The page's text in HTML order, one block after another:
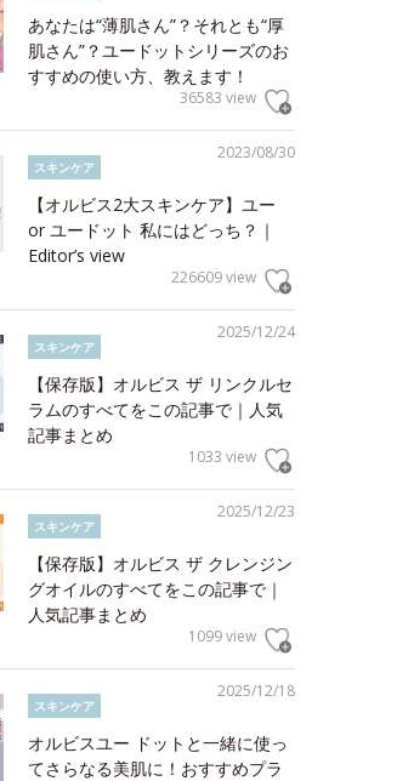
あなたは“薄肌さん”？それとも“厚
肌さん”？ユードットシリーズのお
すすめの使い方、教えます！
36583 view
2023/08/30
スキンケア
【オルビス2大スキンケア】ユー
or ユードット 私にはどっち？｜
Editor’s view
226609 view
2025/12/24
スキンケア
【保存版】オルビス ザ リンクルセ
ラムのすべてをこの記事で｜人気
記事まとめ
1033 view
2025/12/23
スキンケア
【保存版】オルビス ザ クレンジン
グオイルのすべてをこの記事で｜
人気記事まとめ
1099 view
2025/12/18
スキンケア
オルビスユー ドットと一緒に使っ
てさらなる美肌に！おすすめプラ